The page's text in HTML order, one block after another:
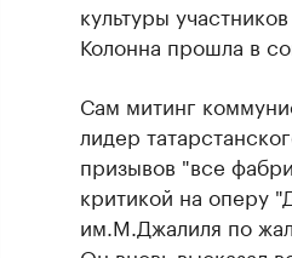
культуры
Колонна прошла в
Сам митинг
лидер
призывов "все
критикой на оперу
им.М.Джалиля по